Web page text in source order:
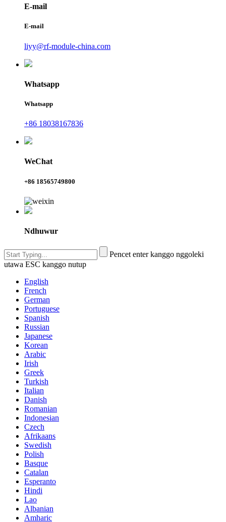
E-mail
E-mail
liyy@rf-module-china.com
Whatsapp
Whatsapp
+86 18038167836
WeChat
+86 18565749800
Ndhuwur
Pencet enter kanggo nggoleki
utawa ESC kanggo nutup
English
French
German
Portuguese
Spanish
Russian
Japanese
Korean
Arabic
Irish
Greek
Turkish
Italian
Danish
Romanian
Indonesian
Czech
Afrikaans
Swedish
Polish
Basque
Catalan
Esperanto
Hindi
Lao
Albanian
Amharic